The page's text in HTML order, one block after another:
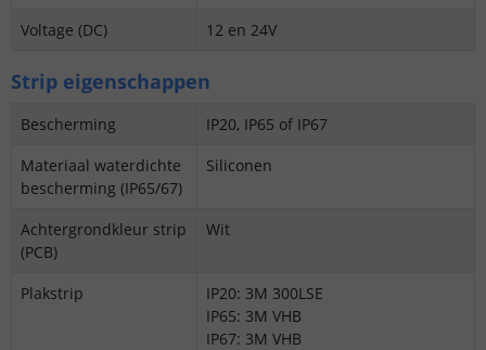
Voltage (DC)
12 en 24V
Strip eigenschappen
Bescherming
IP20, IP65 of IP67
Materiaal waterdichte
bescherming (IP65/67)
Siliconen
Achtergrondkleur strip
(PCB)
Wit
Plakstrip
IP20: 3M 300LSE
IP65: 3M VHB
IP67: 3M VHB